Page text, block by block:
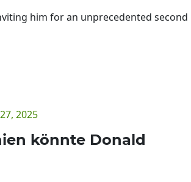
him for an unprecedented second
2025
könnte Donald